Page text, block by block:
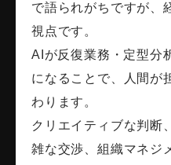
で語られがちですが、
視点です。
AIが反復業務・定型分
になることで、人間が
わります。
クリエイティブな判断
雑な交渉、組織マネ